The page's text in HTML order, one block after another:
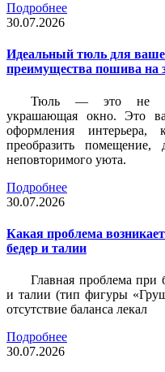
Подробнее
30.07.2026
Идеальный тюль для
преимущества пошива на
Тюль — это не
украшающая окно. Это
оформления интерьера,
преобразить помещение,
неповторимого уюта.
Подробнее
30.07.2026
Какая проблема
бедер и талии
Главная проблема при
и талии (тип фигуры
отсутствие баланса лекал
Подробнее
30.07.2026